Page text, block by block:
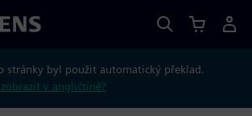
stránky byl použit automatický překlad.
v angličtině?